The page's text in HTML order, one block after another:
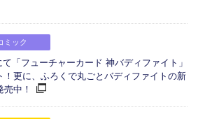
ミック
「フューチャーカード 神バディファイト」
！更に、ふろくで丸ごとバディファイトの新
中！